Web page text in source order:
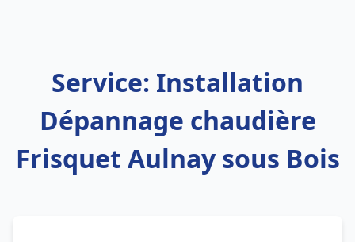
Service: Installation
Dépannage chaudière
Frisquet Aulnay sous Bois